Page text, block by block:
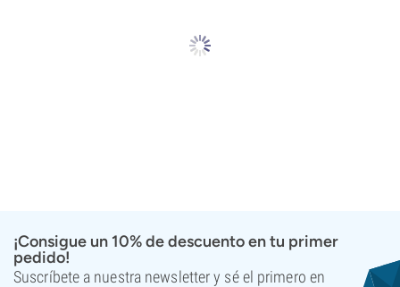
¡Consigue un 10% de descuento en tu primer
pedido!
Suscríbete a nuestra newsletter y sé el primero en